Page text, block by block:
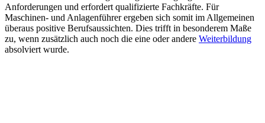
Anforderungen und erfordert qualifizierte Fachkräfte. Für
Maschinen- und Anlagenführer ergeben sich somit im Allgemeinen
überaus positive Berufsaussichten. Dies trifft in besonderem Maße
zu, wenn zusätzlich auch noch die eine oder andere Weiterbildung
absolviert wurde.